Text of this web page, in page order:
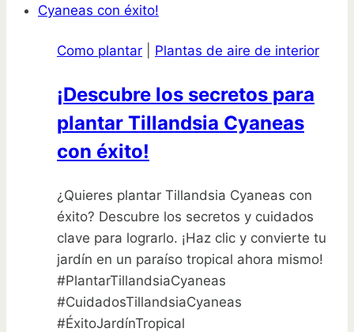
hortensias
como
antes
Como plantar Plantas de aire de interior
¡Descubre los secretos para
plantar Tillandsia Cyaneas
con éxito!
¿Quieres plantar Tillandsia Cyaneas con
éxito? Descubre los secretos y cuidados
clave para lograrlo. ¡Haz clic y convierte tu
jardín en un paraíso tropical ahora mismo!
#PlantarTillandsiaCyaneas
#CuidadosTillandsiaCyaneas
#ÉxitoJardínTropical